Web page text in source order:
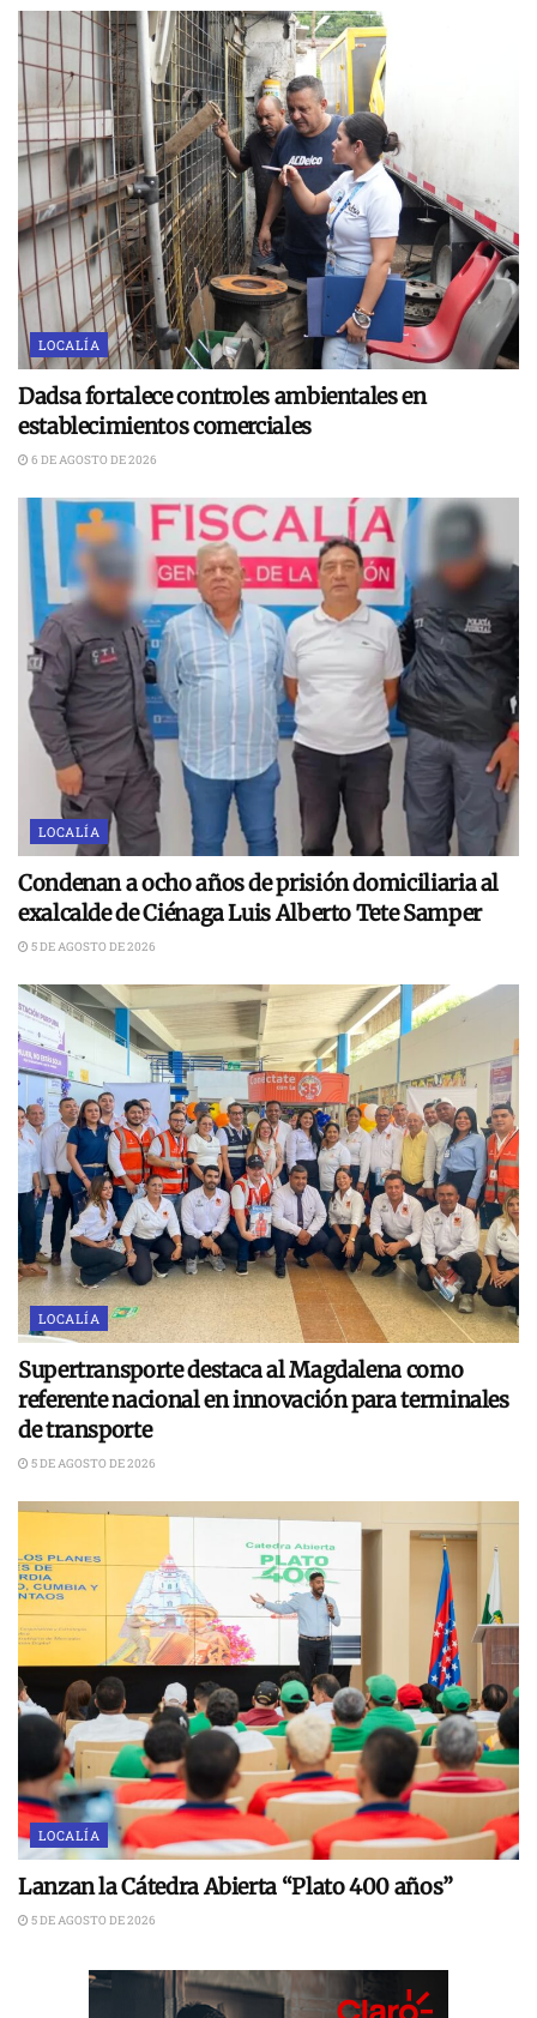
LOCALÍA
Dadsa fortalece controles ambientales en
establecimientos comerciales
6 DE AGOSTO DE 2026
LOCALÍA
Condenan a ocho años de prisión domiciliaria al
exalcalde de Ciénaga Luis Alberto Tete Samper
5 DE AGOSTO DE 2026
LOCALÍA
Supertransporte destaca al Magdalena como
referente nacional en innovación para terminales
de transporte
5 DE AGOSTO DE 2026
LOCALÍA
Lanzan la Cátedra Abierta “Plato 400 años”
5 DE AGOSTO DE 2026